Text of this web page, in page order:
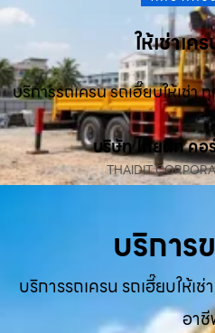
ให้เช่าเ
บริการรถเครน รถเฮี๊ยบให้เช่
บริษัท ไทยดิท คอ
THAIDIT
บริการ
บริการรถเครน รถเฮี๊ยบให้
อา